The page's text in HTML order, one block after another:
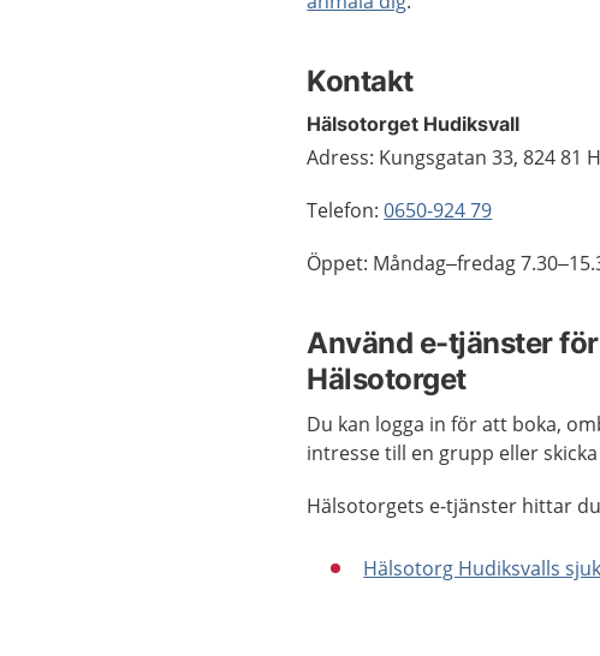
Kontakt
Hälsotorget Hudiksvall
Adress: Kungsgatan 33, 824 81
Telefon:0650-924 79
Öppet: Måndag–fredag
Använd e-tjänster
Hälsotorget
Du kan logga in för att boka,
intresse till en grupp eller
Hälsotorgets e-tjänster hittar
Hälsotorg Hudiksvalls